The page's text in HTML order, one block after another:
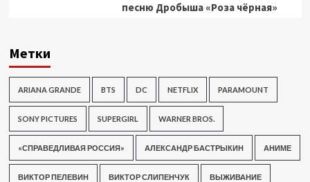
песню Дробыша «Роза чёрная»
Метки
ARIANA GRANDE BTS DC NETFLIX PARAMOUNT
SONY PICTURES SUPERGIRL WARNER BROS.
«СПРАВЕДЛИВАЯ РОССИЯ» АЛЕКСАНДР БАСТРЫКИН АНИМЕ
ВИКТОР ПЕЛЕВИН ВИКТОР СЛИПЕНЧУК ВЫЖИВАНИЕ